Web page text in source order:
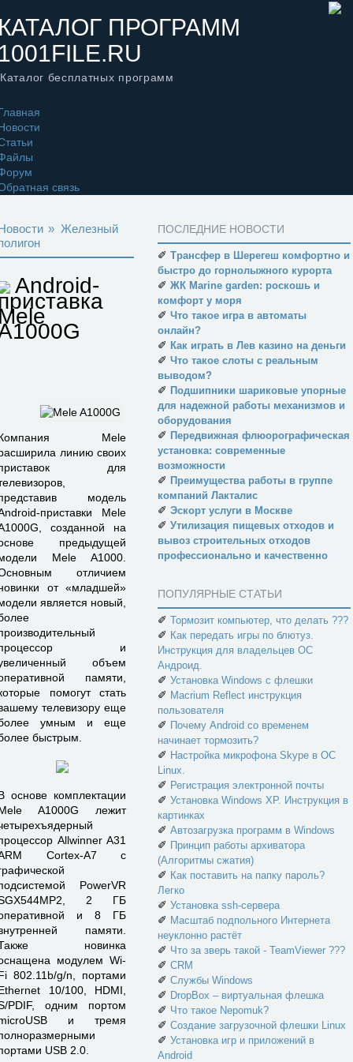
ПРОГРАММ
Каталог бесплатных программ
связь
» Железный
Android-
Mele
линию своих
для
модель
приставки Mele
созданной на
предыдущей
Mele A1000.
отличием
от «младшей»
является новый,
и
объем
памяти,
помогут стать
телевизору еще
умным и еще
быстрым.
основе комплектации
A1000G лежит
Allwinner A31
Cortex-A7 с
PowerVR
2 ГБ
и 8 ГБ
памяти.
новинка
модулем Wi-
802.11b/g/n, портами
10/100, HDMI,
PDIF, одним портом
и тремя
USB 2.0.
ПОСЛЕДНИЕ НОВОСТИ
✐ Трансфер в Шерегеш комфортно и
быстро до горнолыжного курорта
✐ ЖК Marine garden: роскошь и
комфорт у моря
✐ Что такое игра в автоматы
онлайн?
✐ Как играть в Лев казино на деньги
✐ Что такое слоты с реальным
выводом?
✐ Подшипники шариковые упорные
для надежной работы механизмов и
оборудования
✐ Передвижная флюорографическая
установка: современные
возможности
✐ Преимущества работы в группе
компаний Лакталис
✐ Эскорт услуги в Москве
✐ Утилизация пищевых отходов и
вывоз строительных отходов
профессионально и качественно
ПОПУЛЯРНЫЕ СТАТЬИ
✐ Тормозит компьютер, что делать ???
✐ Как передать игры по блютуз.
Инструкция для владельцев ОС
Андроид.
✐ Установка Windows с флешки
✐ Macrium Reflect инструкция
пользователя
✐ Почему Android со временем
начинает тормозить?
✐ Настройка микрофона Skype в ОС
Linux.
✐ Регистрация электронной почты
✐ Установка Windows XP. Инструкция в
картинках
✐ Автозагрузка программ в Windows
✐ Принцип работы архиватора
(Алгоритмы сжатия)
✐ Как поставить на папку пароль?
Легко
✐ Установка ssh-сервера
✐ Масштаб подпольного Интернета
неуклонно растёт
✐ Что за зверь такой - TeamViewer ???
✐ CRM
✐ Службы Windows
✐ DropBox – виртуальная флешка
✐ Что такое Nepomuk?
✐ Создание загрузочной флешки Linux
✐ Установка игр и приложений в
Android